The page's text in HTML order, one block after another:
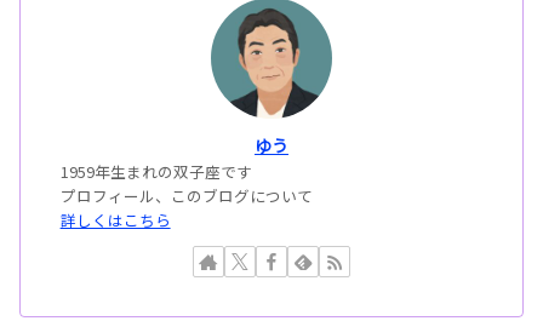
ゆう
1959年生まれの双子座です
プロフィール、このブログについて
詳しくはこちら